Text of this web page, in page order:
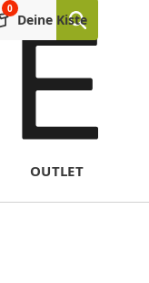
Deine Kiste
OUTLET